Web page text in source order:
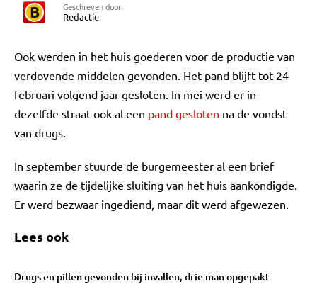
Geschreven door
Redactie
Ook werden in het huis goederen voor de productie van
verdovende middelen gevonden. Het pand blijft tot 24
februari volgend jaar gesloten. In mei werd er in
dezelfde straat ook al een pand gesloten na de vondst
van drugs.
In september stuurde de burgemeester al een brief
waarin ze de tijdelijke sluiting van het huis aankondigde.
Er werd bezwaar ingediend, maar dit werd afgewezen.
Lees ook
Drugs en pillen gevonden bij invallen, drie man opgepakt